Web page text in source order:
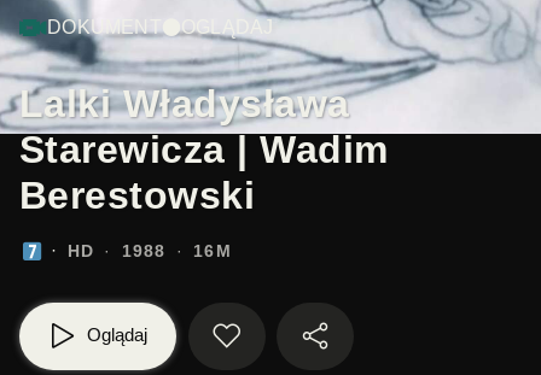
DOKUMENT OGLĄDAJ
Lalki Władysława
Starewicza | Wadim
Berestowski
HD 1988 16M
Oglądaj